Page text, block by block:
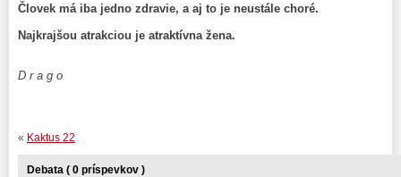
Človek má iba jedno zdravie, a aj to je neustále choré.
Najkrajšou atrakciou je atraktívna žena.
D r a g o
« Kaktus 22
Debata ( 0 príspevkov )